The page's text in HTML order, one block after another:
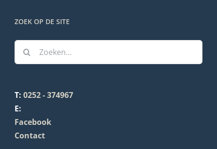
ZOEK OP DE SITE
Zoeken
naar:
T: 0252 - 374967
E:
Facebook
Contact